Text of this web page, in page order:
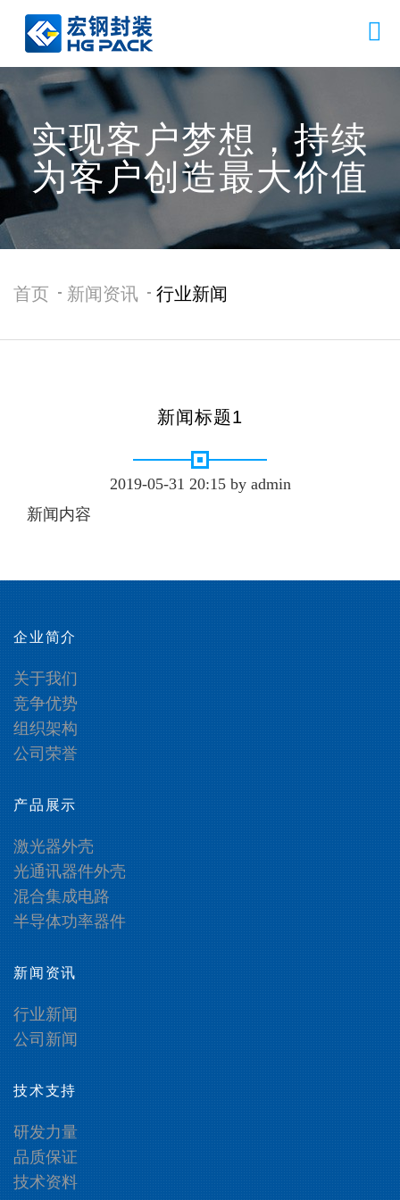
实现客户梦想，持续
为客户创造最大价值
首页 新闻资讯 行业新闻
新闻标题1
2019-05-31 20:15 by admin
新闻内容
企业简介
关于我们
竞争优势
组织架构
公司荣誉
产品展示
激光器外壳
光通讯器件外壳
混合集成电路
半导体功率器件
新闻资讯
行业新闻
公司新闻
技术支持
研发力量
品质保证
技术资料